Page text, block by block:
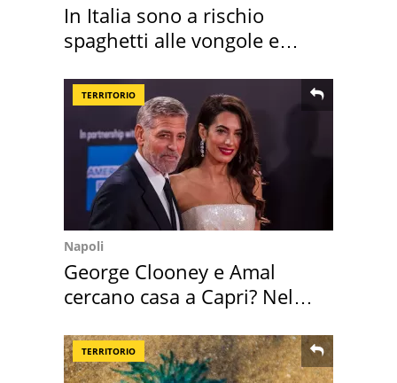
In Italia sono a rischio
spaghetti alle vongole e
TERRITORIO
Napoli
George Clooney e Amal
cercano casa a Capri? Nel
TERRITORIO